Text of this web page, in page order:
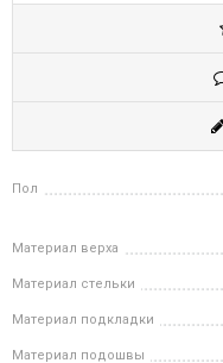
Пол
Материал верха
Материал стельки
Материал подкладки
Материал подошвы